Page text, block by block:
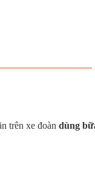
trên xe đoàn dùng